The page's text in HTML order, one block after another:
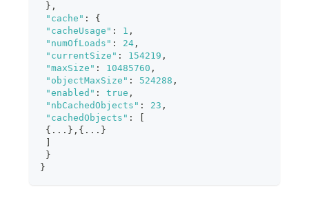
} ,
"cache" :
{
"cacheUsage" : 1 ,
"numOfLoads" : 24 ,
"currentSize" : 154219 ,
"maxSize" : 10485760 ,
"objectMaxSize" : 524288 ,
"enabled" : true ,
"nbCachedObjects" : 23 ,
"cachedObjects" :
{ ... } , { ... }
}
}